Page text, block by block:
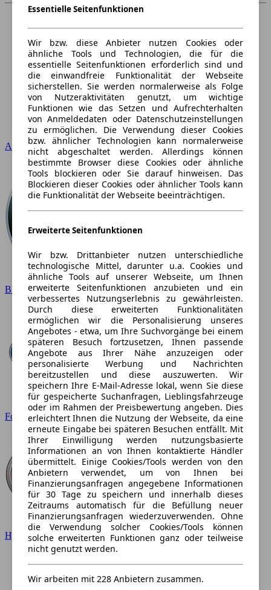
Audi
BMW
Ford
Hyundai
Essentielle Seitenfunktionen
Wir bzw. diese Anbieter nutzen Cookies oder
ähnliche Tools und Technologien, die für die
essentielle Seitenfunktionen erforderlich sind und
die einwandfreie Funktionalität der Webseite
sicherstellen. Sie werden normalerweise als Folge
von Nutzeraktivitäten genutzt, um wichtige
Funktionen wie das Setzen und Aufrechterhalten
von Anmeldedaten oder Datenschutzeinstellungen
zu ermöglichen. Die Verwendung dieser Cookies
bzw. ähnlicher Technologien kann normalerweise
nicht abgeschaltet werden. Allerdings können
bestimmte Browser diese Cookies oder ähnliche
Tools blockieren oder Sie darauf hinweisen. Das
Blockieren dieser Cookies oder ähnlicher Tools kann
die Funktionalität der Webseite beeinträchtigen.
Erweiterte Seitenfunktionen
Wir bzw. Drittanbieter nutzen unterschiedliche
technologische Mittel, darunter u.a. Cookies und
ähnliche Tools auf unserer Webseite, um Ihnen
erweiterte Seitenfunktionen anzubieten und ein
verbessertes Nutzungserlebnis zu gewährleisten.
Durch diese erweiterten Funktionalitäten
ermöglichen wir die Personalisierung unseres
Angebotes - etwa, um Ihre Suchvorgänge bei einem
späteren Besuch fortzusetzen, Ihnen passende
Angebote aus Ihrer Nähe anzuzeigen oder
personalisierte Werbung und Nachrichten
bereitzustellen und diese auszuwerten. Wir
speichern Ihre E-Mail-Adresse lokal, wenn Sie diese
für gespeicherte Suchanfragen, Lieblingsfahrzeuge
oder im Rahmen der Preisbewertung angeben. Dies
erleichtert Ihnen die Nutzung der Webseite, da eine
erneute Eingabe bei späteren Besuchen entfällt. Mit
Ihrer Einwilligung werden nutzungsbasierte
Informationen an von Ihnen kontaktierte Händler
übermittelt. Einige Cookies/Tools werden von den
Anbietern verwendet, um von Ihnen bei
Finanzierungsanfragen angegebene Informationen
für 30 Tage zu speichern und innerhalb dieses
Zeitraums automatisch für die Befüllung neuer
Finanzierungsanfragen wiederzuverwenden. Ohne
die Verwendung solcher Cookies/Tools können
solche erweiterten Funktionen ganz oder teilweise
nicht genutzt werden.
Wir arbeiten mit 228 Anbietern zusammen.